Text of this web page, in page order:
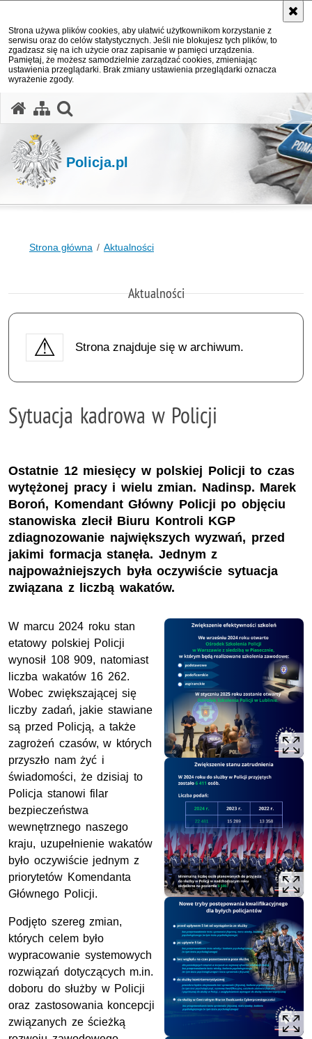
Strona używa plików cookies, aby ułatwić użytkownikom korzystanie z
serwisu oraz do celów statystycznych. Jeśli nie blokujesz tych plików, to
zgadzasz się na ich użycie oraz zapisanie w pamięci urządzenia.
Pamiętaj, że możesz samodzielnie zarządzać cookies, zmieniając
ustawienia przeglądarki. Brak zmiany ustawienia przeglądarki oznacza
wyrażenie zgody.
Policja.pl
Strona główna Aktualności
Aktualności
Strona znajduje się w archiwum.
Sytuacja kadrowa w Policji
Ostatnie 12 miesięcy w polskiej Policji to czas
wytężonej pracy i wielu zmian. Nadinsp. Marek
Boroń, Komendant Główny Policji po objęciu
stanowiska zlecił Biuru Kontroli KGP
zdiagnozowanie największych wyzwań, przed
jakimi formacja stanęła. Jednym z
najpoważniejszych była oczywiście sytuacja
związana z liczbą wakatów.
W marcu 2024 roku stan
etatowy polskiej Policji
wynosił 108 909, natomiast
liczba wakatów 16 262.
Wobec zwiększającej się
liczby zadań, jakie stawiane
są przed Policją, a także
zagrożeń czasów, w których
przyszło nam żyć i
świadomości, że dzisiaj to
Policja stanowi filar
bezpieczeństwa
wewnętrznego naszego
kraju, uzupełnienie wakatów
było oczywiście jednym z
priorytetów Komendanta
Głównego Policji.
Podjęto szereg zmian,
których celem było
wypracowanie systemowych
rozwiązań dotyczących m.in.
doboru do służby w Policji
oraz zastosowania koncepcji
związanych ze ścieżką